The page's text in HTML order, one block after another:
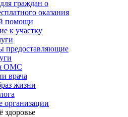
граждан о
оказания
помощи
к участку
предоставляющие
ОМС
врача
жизни
организации
здоровье